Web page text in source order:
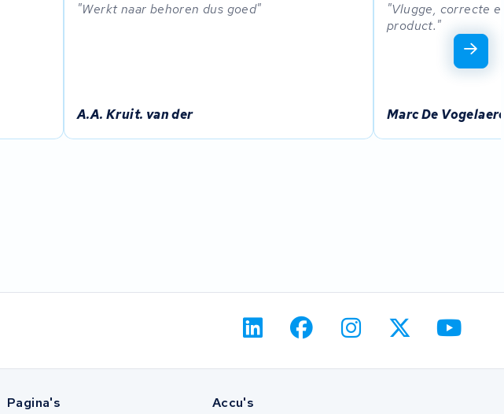
Werkt naar behoren dus goed
A.A. Kruit. van der
Vlugge, correcte
product.
Marc De
Pagina's
Accu's